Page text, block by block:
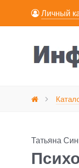
Личный
Татьяна